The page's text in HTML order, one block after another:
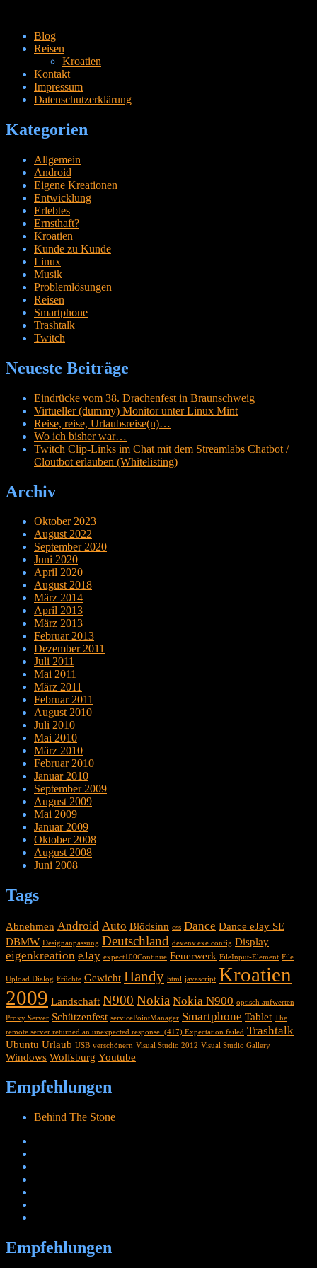
Zum
Inhalt
Blog
Reisen
Kroatien
Kontakt
Impressum
Datenschutzerklärung
Kategorien
Allgemein
Android
Eigene Kreationen
Entwicklung
Erlebtes
Ernsthaft?
Kroatien
Kunde zu Kunde
Linux
Musik
Problemlösungen
Reisen
Smartphone
Trashtalk
Twitch
Neueste Beiträge
Eindrücke vom 38. Drachenfest in Braunschweig
Virtueller (dummy) Monitor unter Linux Mint
Reise, reise, Urlaubsreise(n)…
Wo ich bisher war…
Twitch Clip-Links im Chat mit dem Streamlabs Chatbot /
Cloutbot erlauben (Whitelisting)
Archiv
Oktober 2023
August 2022
September 2020
Juni 2020
April 2020
August 2018
März 2014
April 2013
März 2013
Februar 2013
Dezember 2011
Juli 2011
Mai 2011
März 2011
Februar 2011
August 2010
Juli 2010
Mai 2010
März 2010
Februar 2010
Januar 2010
September 2009
August 2009
Mai 2009
Januar 2009
Oktober 2008
August 2008
Juni 2008
Tags
Abnehmen Android Auto Blödsinn css Dance Dance eJay SE
DBMW Designanpassung Deutschland devenv.exe.config Display
eigenkreation eJay expect100Continue Feuerwerk FileInput-Element File
Upload Dialog Früchte Gewicht Handy html javascript Kroatien
2009 Landschaft N900 Nokia Nokia N900 optisch aufwerten
Proxy Server Schützenfest servicePointManager Smartphone Tablet The
remote server returned an unexpected response: (417) Expectation failed Trashtalk
Ubuntu Urlaub USB verschönern Visual Studio 2012 Visual Studio Gallery
Windows Wolfsburg Youtube
Empfehlungen
Behind The Stone
Empfehlungen